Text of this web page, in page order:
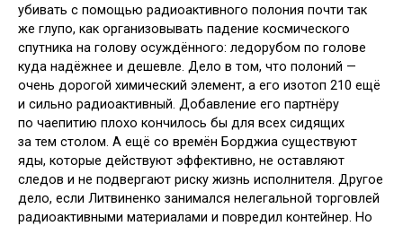
убивать с помощью радиоактивного полония почти так
же глупо, как организовывать падение космического
спутника на голову осуждённого: ледорубом по голове
куда надёжнее и дешевле. Дело в том, что полоний —
очень дорогой химический элемент, а его изотоп 210 ещё
и сильно радиоактивный. Добавление его партнёру
по чаепитию плохо кончилось бы для всех сидящих
за тем столом. А ещё со времён Борджиа существуют
яды, которые действуют эффективно, не оставляют
следов и не подвергают риску жизнь исполнителя. Другое
дело, если Литвиненко занимался нелегальной торговлей
радиоактивными материалами и повредил контейнер. Но